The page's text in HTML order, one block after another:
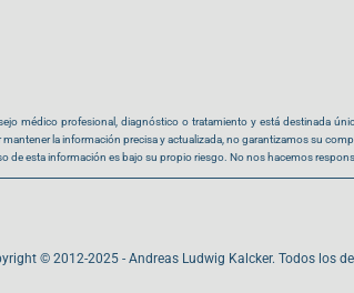
médico profesional, diagnóstico o tratamiento y está destinada
la información precisa y actualizada, no garantizamos su
de esta información es bajo su propio riesgo. No nos hacemos
© 2012-2025 - Andreas Ludwig Kalcker. Todos los